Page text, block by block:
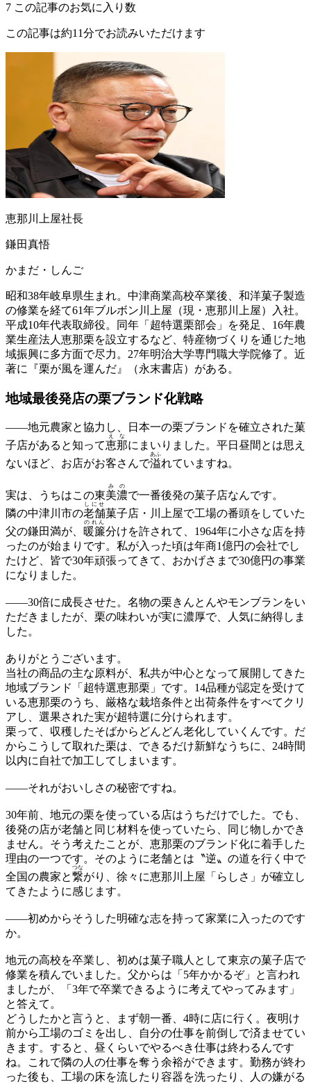
7 この記事のお気に入り数
この記事は約11分でお読みいただけます
恵那川上屋社長
鎌田真悟
かまだ・しんご
昭和38年岐阜県生まれ。中津商業高校卒業後、和洋菓子製造
の修業を経て61年ブルボン川上屋（現・恵那川上屋）入社。
平成10年代表取締役。同年「超特選栗部会」を発足、16年農
業生産法人恵那栗を設立するなど、特産物づくりを通じた地
域振興に多方面で尽力。27年明治大学専門職大学院修了。近
著に『栗が風を運んだ』（永末書店）がある。
地域最後発店の栗ブランド化戦略
——地元農家と協力し、日本一の栗ブランドを確立された菓
子店があると知って恵
え
那
な
にまいりました。平日昼間とは思え
ないほど、お店がお客さんで溢
あふ
れていますね。
実は、うちはこの東美濃
みの
で一番後発の菓子店なんです。
隣の中津川市の老舗
しにせ
菓子店・川上屋で工場の番頭をしていた
父の鎌田満が、 暖簾
のれん
分けを許されて、1964年に小さな店を持
ったのが始まりです。私が入った頃は年商1億円の会社でし
たけど、皆で30年頑張ってきて、おかげさまで30億円の事業
になりました。
——30倍に成長させた。名物の栗きんとんやモンブランをい
ただきましたが、栗の味わいが実に濃厚で、人気に納得しま
した。
ありがとうございます。
当社の商品の主な原料が、私共が中心となって展開してきた
地域ブランド「超特選恵那栗」です。14品種が認定を受けて
いる恵那栗のうち、厳格な栽培条件と出荷条件をすべてクリ
アし、選果された実が超特選に分けられます。
栗って、収穫したそばからどんどん老化していくんです。だ
からこうして取れた栗は、できるだけ新鮮なうちに、24時間
以内に自社で加工してしまいます。
——それがおいしさの秘密ですね。
30年前、地元の栗を使っている店はうちだけでした。でも、
後発の店が老舗と同じ材料を使っていたら、同じ物しかでき
ません。そう考えたことが、恵那栗のブランド化に着手した
理由の一つです。そのように老舗とは〝逆〟の道を行く中で
全国の農家と繋
つな
がり、徐々に恵那川上屋「らしさ」が確立し
てきたように感じます。
——初めからそうした明確な志を持って家業に入ったのです
か。
地元の高校を卒業し、初めは菓子職人として東京の菓子店で
修業を積んでいました。父からは「5年かかるぞ」と言われ
ましたが、「3年で卒業できるように考えてやってみます」
と答えて。
どうしたかと言うと、まず朝一番、4時に店に行く。夜明け
前から工場のゴミを出し、自分の仕事を前倒しで済ませてい
きます。すると、昼くらいでやるべき仕事は終わるんです
ね。これで隣の人の仕事を奪う余裕ができます。勤務が終わ
った後も、工場の床を流したり容器を洗ったり、人の嫌がる